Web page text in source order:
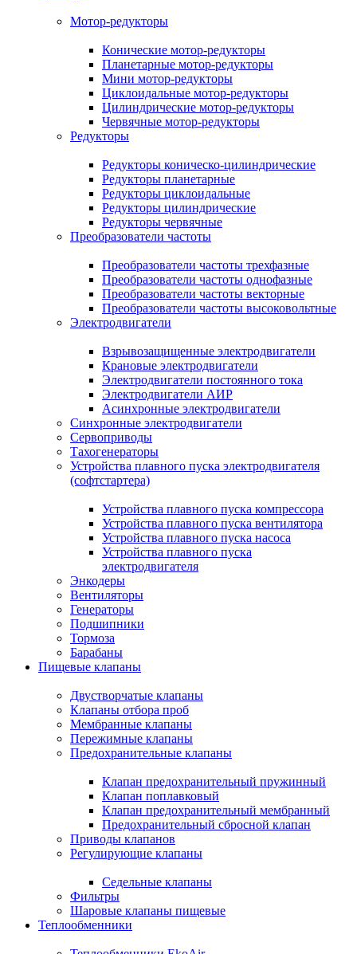
Мотор-редукторы
Конические мотор-редукторы
Планетарные мотор-редукторы
Мини мотор-редукторы
Циклоидальные мотор-редукторы
Цилиндрические мотор-редукторы
Червячные мотор-редукторы
Редукторы
Редукторы коническо-цилиндрические
Редукторы планетарные
Редукторы циклоидальные
Редукторы цилиндрические
Редукторы червячные
Преобразователи частоты
Преобразователи частоты трехфазные
Преобразователи частоты однофазные
Преобразователи частоты векторные
Преобразователи частоты высоковольтные
Электродвигатели
Взрывозащищенные электродвигатели
Крановые электродвигатели
Электродвигатели постоянного тока
Электродвигатели АИР
Асинхронные электродвигатели
Синхронные электродвигатели
Сервоприводы
Тахогенераторы
Устройства плавного пуска электродвигателя
(софтстартера)
Устройства плавного пуска компрессора
Устройства плавного пуска вентилятора
Устройства плавного пуска насоса
Устройства плавного пуска
электродвигателя
Энкодеры
Вентиляторы
Генераторы
Подшипники
Тормоза
Барабаны
Пищевые клапаны
Двустворчатые клапаны
Клапаны отбора проб
Мембранные клапаны
Пережимные клапаны
Предохранительные клапаны
Клапан предохранительный пружинный
Клапан поплавковый
Клапан предохранительный мембранный
Предохранительный сбросной клапан
Приводы клапанов
Регулирующие клапаны
Седельные клапаны
Фильтры
Шаровые клапаны пищевые
Теплообменники